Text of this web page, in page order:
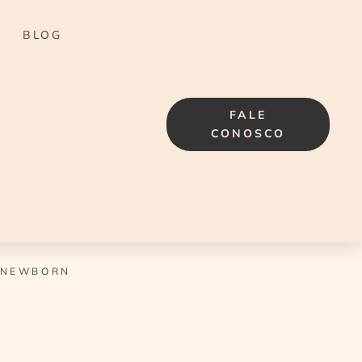
BLOG
FALE
CONOSCO